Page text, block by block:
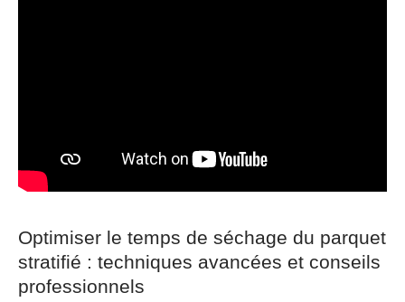
Optimiser le temps de séchage du parquet
stratifié : techniques avancées et conseils
professionnels